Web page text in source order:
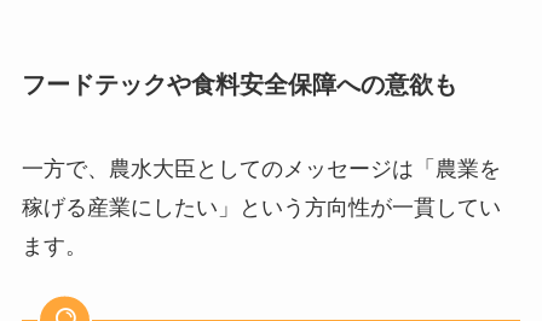
フードテックや食料安全保障への意欲も
一方で、農水大臣としてのメッセージは「農業を
稼げる産業にしたい」という方向性が一貫してい
ます。